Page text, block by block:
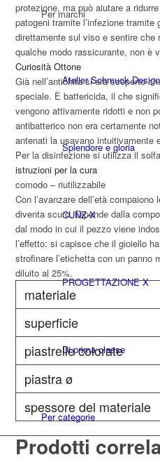
Per marchi
Atelier Schmuck
Splendore e gloria
CUNZ-X
PROGETTAZIONE X
Di prima classe
Per categorie
protezione, ma può aiutare a
patogeni tramite l’infezione
direttamente sul viso e sentire che
qualche modo rassicurante, non è
Curiosità Ottone
Già nell’antichità si era scoperto
speciale. È battericida, il che
vengono attivamente ridotti e non
antibatterico non era certamente
antenati la usavano intuitivamente
Per la disinfezione si utilizza il
istruzioni per la cura
comodo – riutilizzabile
Con l’avanzare dell’età
diventa scuro. Dipende dalla
dal modo in cui il pezzo viene
l’effetto: si capisce che il gioiello
strofinare l’etichetta con un panno
diluito al 25%.
materiale
superficie
piastrelle colorate
piastra ø
spessore del materiale
Prodotti